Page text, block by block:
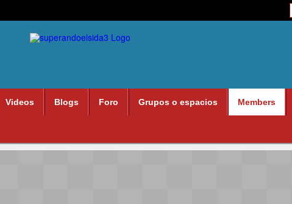
Videos Blogs Foro Grupos o espacios Members